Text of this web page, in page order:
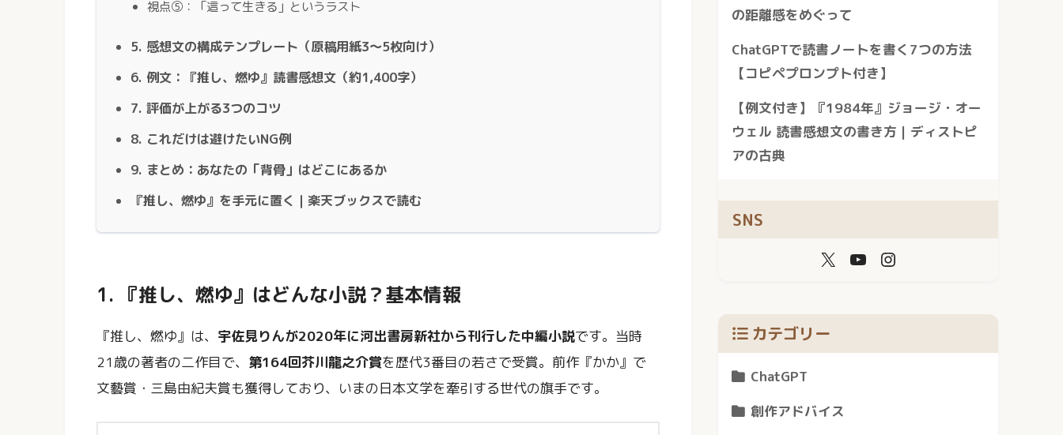
視点⑤：「這って生きる」というラスト
5. 感想文の構成テンプレート（原稿用紙3〜5枚向け）
6. 例文：『推し、燃ゆ』読書感想文（約1,400字）
7. 評価が上がる3つのコツ
8. これだけは避けたいNG例
9. まとめ：あなたの「背骨」はどこにあるか
『推し、燃ゆ』を手元に置く｜楽天ブックスで読む
1. 『推し、燃ゆ』はどんな小説？基本情報
『推し、燃ゆ』は、 宇佐見りんが2020年に河出書房新社から刊行した中編小説です。当時
21歳の著者の二作目で、 第164回芥川龍之介賞を歴代3番目の若さで受賞。前作『かか』で
文藝賞・三島由紀夫賞も獲得しており、いまの日本文学を牽引する世代の旗手です。
の距離感をめぐって
ChatGPTで読書ノートを書く7つの方法
【コピペプロンプト付き】
【例文付き】『1984年』ジョージ・オー
ウェル 読書感想文の書き方｜ディストピ
アの古典
SNS
カテゴリー
ChatGPT
創作アドバイス